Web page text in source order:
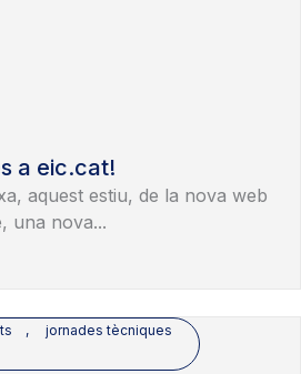
a eic.cat!
aquest estiu, de la nova web
una nova...
, jornades tècniques